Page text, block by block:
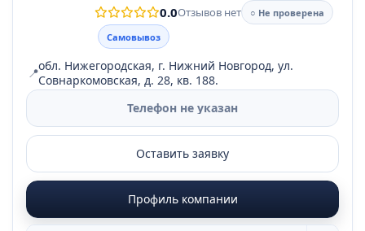
0.0Отзывов нет
○ Не проверена
Самовывоз
📍обл. Нижегородская, г. Нижний Новгород, ул.
Совнаркомовская, д. 28, кв. 188.
Телефон не указан
Оставить заявку
Профиль компании